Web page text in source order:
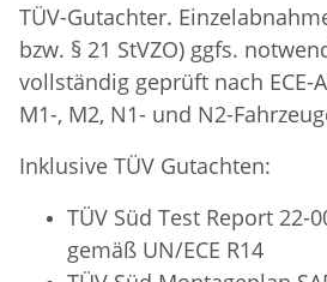
TÜV-Gutachter.
bzw. § 21 StVZO) ggfs.
vollständig geprüft nach
M1-, M2, N1- und N2-
Inklusive TÜV Gutachten:
TÜV Süd Test Report 22-
gemäß UN/ECE R14